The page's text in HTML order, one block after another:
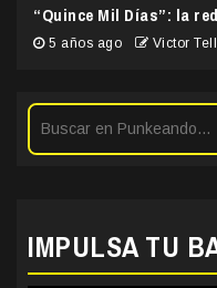
“Quince Mil Días”: la
5 años ago Victor
IMPULSA TU